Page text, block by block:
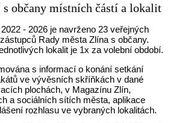
s občany místních částí a lokalit
- 2026 je navrženo 23 veřejných
Rady města Zlína s občany.
lokalit je 1x za volební období.
s informací o konání setkání
ve vývěsních skříňkách v dané
plochách, v Magazínu Zlín,
a sociálních sítích města, aplikace
rozhlasu ve vybraných lokalitách.